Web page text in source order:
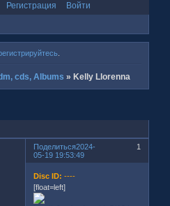
Регистрация Войти
.
cds, Albums » Kelly Llorenna
Поделиться 1
2024-
05-19 19:53:49
Disc ID: ----
[float=left]